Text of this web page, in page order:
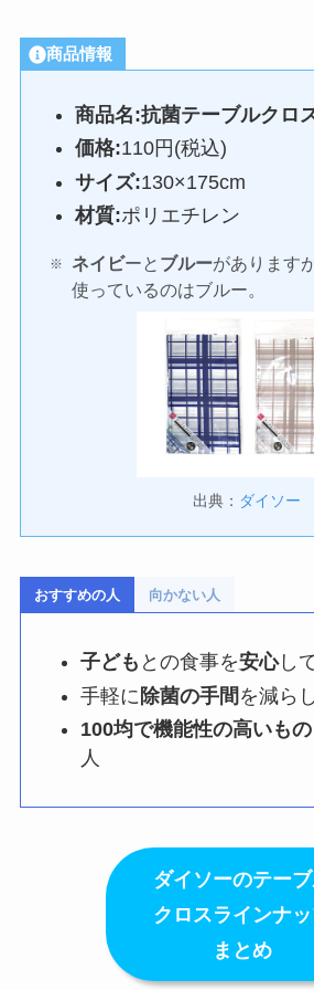
商品情報
商品名:抗菌テーブルクロ
価格:110円(税込)
サイズ:130×175cm
材質:ポリエチレン
ネイビーと ブルーがあります
使っているのはブルー。
出典： ダイソー
おすすめの人 向かない人
子ども との食事を安心し
手軽に 除菌の手間 を減ら
100均で機能性の高いもの
人
ダイソーのテー
クロスラインナ
まとめ